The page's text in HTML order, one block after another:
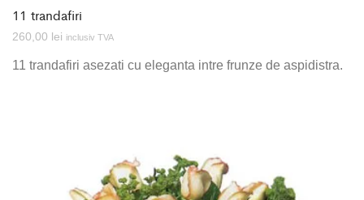
11 trandafiri
260,00 lei inclusiv TVA
11 trandafiri asezati cu eleganta intre frunze de aspidistra.